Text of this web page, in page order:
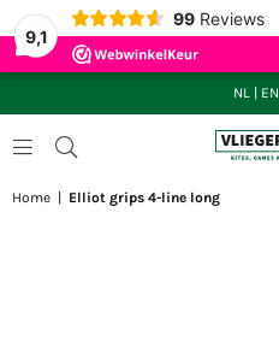
9,1
99 Reviews
NL EN
Home Elliot grips 4-line long